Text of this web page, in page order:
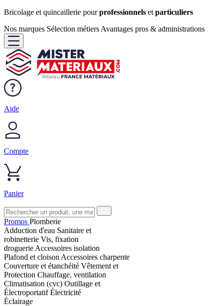
Bricolage et quincaillerie pourprofessionnels et particuliers
Nos marques Sélection métiers Avantages pros & administrations
Aide
Compte
Panier
Promos Plomberie
Adduction d'eau Sanitaire et
robinetterie Vis, fixation
droguerie Accessoires isolation
Plafond et cloison Accessoires charpente
Couverture et étanchéité Vêtement et
Protection Chauffage, ventilation
Climatisation (cvc) Outillage et
ÉlectroportatifÉlectricité
Éclairage